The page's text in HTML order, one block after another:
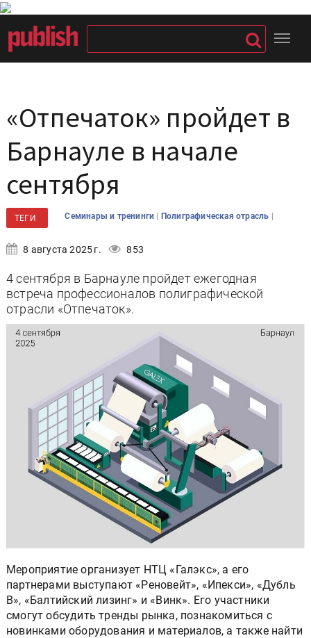
«Отпечаток» пройдет в
Барнауле в начале
сентября
ТЕГИ Семинары и тренинги | Полиграфическая отрасль |
8 августа 2025 г. 853
4 сентября в Барнауле пройдет ежегодная
встреча профессионалов полиграфической
отрасли «Отпечаток».
Мероприятие организует НТЦ «Галэкс», а его
партнерами выступают «Реновейт», «Ипекси», «Дубль
В», «Балтийский лизинг» и «Винк». Его участники
смогут обсудить тренды рынка, познакомиться с
новинками оборудования и материалов, а также найти